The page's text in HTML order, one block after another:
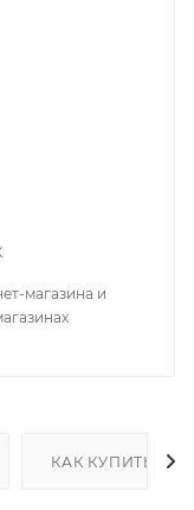
магазина и
КАК КУПИТЬ